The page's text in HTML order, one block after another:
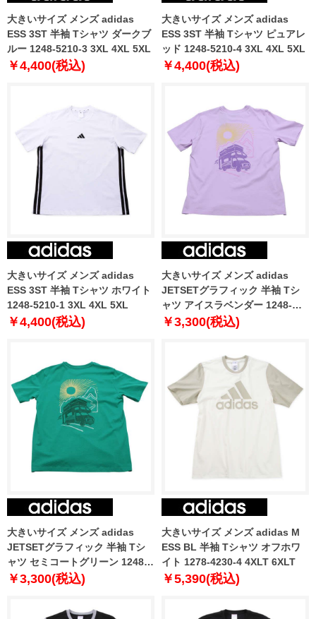
大きいサイズ メンズ adidas
ESS 3ST 半袖 Tシャツ ダークブ
ルー 1248-5210-3 3XL 4XL 5XL
￥4,400(税込)
大きいサイズ メンズ adidas
ESS 3ST 半袖 Tシャツ ピュアレ
ッド 1248-5210-4 3XL 4XL 5XL
￥4,400(税込)
大きいサイズ メンズ adidas
ESS 3ST 半袖 Tシャツ ホワイト
1248-5210-1 3XL 4XL 5XL
￥4,400(税込)
大きいサイズ メンズ adidas
JETSETグラフィック 半袖 Tシ
ャツ アイスラベンダー 1248-
5212-3 3XL 4XL 5XL
￥3,300(税込)
大きいサイズ メンズ adidas
JETSETグラフィック 半袖 Tシ
ャツ セミコートグリーン 1248-
5212-2 3XL 4XL 5XL
￥3,300(税込)
大きいサイズ メンズ adidas M
ESS BL 半袖 Tシャツ オフホワ
イト 1278-4230-4 4XLT 6XLT
￥5,390(税込)